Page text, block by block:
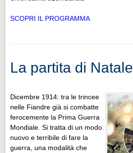
SCOPRI IL PROGRAMMA
La partita di Natale
Dicembre 1914: tra le trincee
nelle Fiandre già si combatte
ferocemente la Prima Guerra
Mondiale. Si tratta di un modo
nuovo e terribile di fare la
guerra, una modalità che